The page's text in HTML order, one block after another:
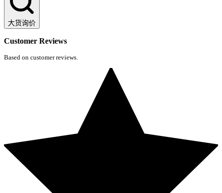
大货询价
Customer Reviews
Based on customer reviews.